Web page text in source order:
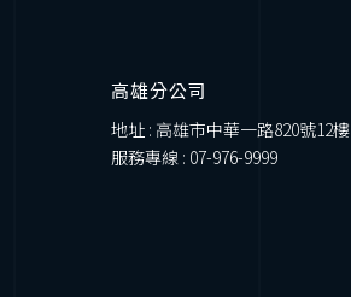
高雄分公司
地址 : 高雄市中華一路820號12樓
服務專線 : 07-976-9999